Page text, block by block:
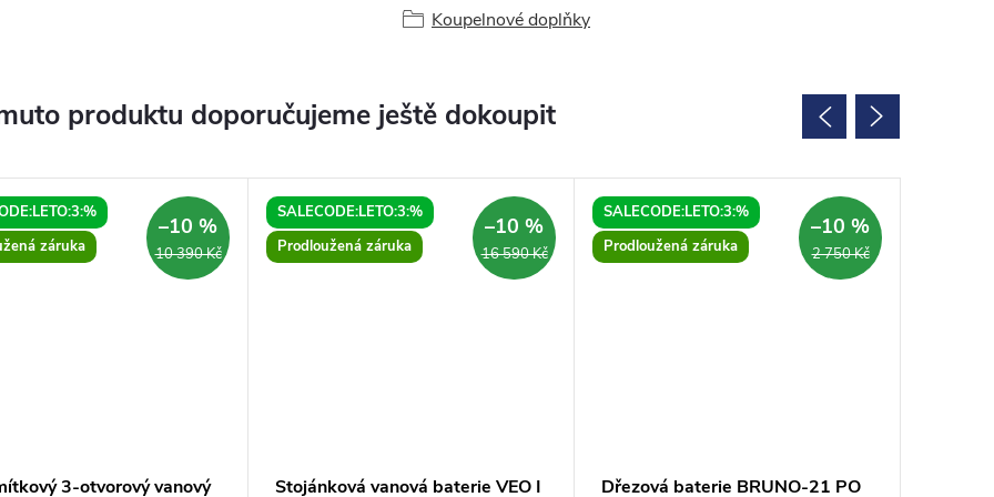
Koupelnové doplňky
produktu doporučujeme ještě dokoupit
záruka
10 390 Kč
–10 %
3-otvorový vanový
SALECODE:LETO:3:%
Prodloužená záruka
16 590 Kč
–10 %
Stojánková vanová baterie VEO I
SALECODE:LETO:3:%
Prodloužená záruka
2 750 Kč
–10 %
Dřezová baterie BRUNO-21 PO